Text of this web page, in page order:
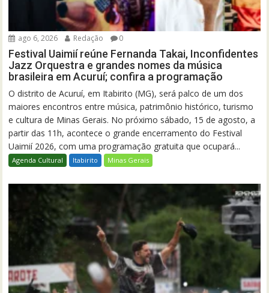
ago 6, 2026 Redação 0
Festival Uaimií reúne Fernanda Takai, Inconfidentes
Jazz Orquestra e grandes nomes da música
brasileira em Acuruí; confira a programação
O distrito de Acuruí, em Itabirito (MG), será palco de um dos
maiores encontros entre música, patrimônio histórico, turismo
e cultura de Minas Gerais. No próximo sábado, 15 de agosto, a
partir das 11h, acontece o grande encerramento do Festival
Uaimií 2026, com uma programação gratuita que ocupará...
Agenda Cultural Itabirito Minas Gerais